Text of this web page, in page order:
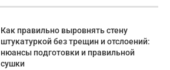
Как правильно выровнять стену
штукатуркой без трещин и отслоений:
нюансы подготовки и правильной
сушки